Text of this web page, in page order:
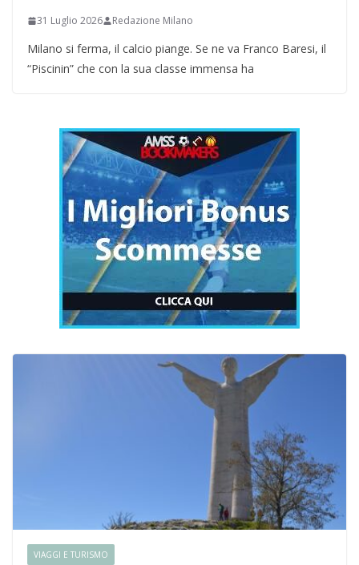
31 Luglio 2026 Redazione Milano
Milano si ferma, il calcio piange. Se ne va Franco Baresi, il
“Piscinin” che con la sua classe immensa ha
VIAGGI E TURISMO